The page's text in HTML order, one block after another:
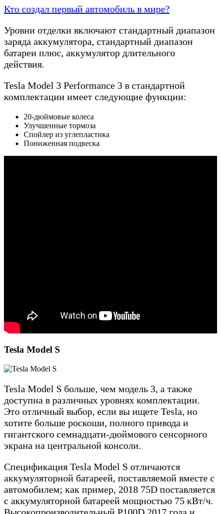
Кто создал первый автомобиль в мире?
Уровни отделки включают стандартный диапазон
заряда аккумулятора, стандартный диапазон
батареи плюс, аккумулятор длительного
действия.
Tesla Model 3 Performance 3 в стандартной
комплектации имеет следующие функции:
20-дюймовые колеса
Улучшенные тормоза
Спойлер из углепластика
Пониженная подвеска
Tesla Model S
Tesla Model S больше, чем модель 3, а также
доступна в различных уровнях комплектации.
Это отличный выбор, если вы ищете Tesla, но
хотите больше роскоши, полного привода и
гигантского семнадцати-дюймового сенсорного
экрана на центральной консоли.
Спецификация Tesla Model S отличаются
аккумуляторной батареей, поставляемой вместе с
автомобилем; как пример, 2018 75D поставляется
с аккумуляторной батареей мощностью 75 кВт/ч.